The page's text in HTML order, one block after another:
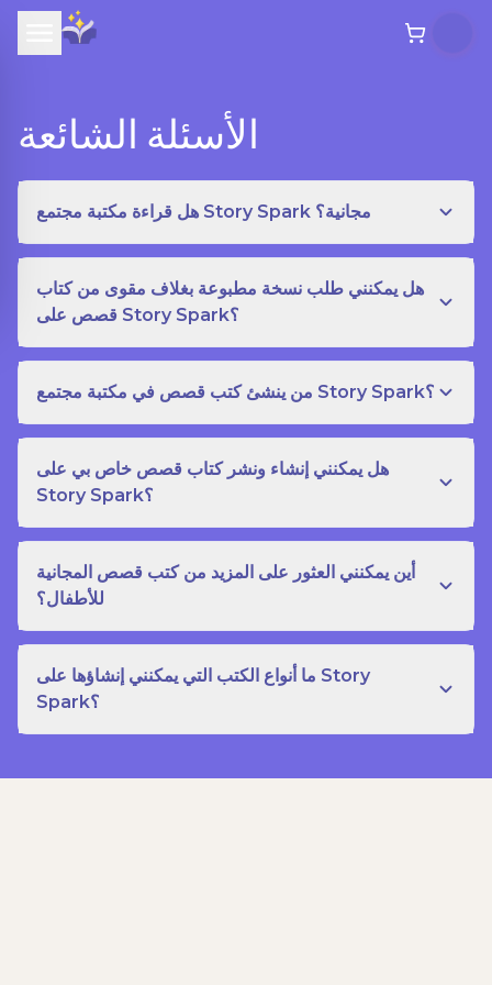
الأسئلة الشائعة
هل قراءة مكتبة مجتمع Story Spark مجانية؟
هل يمكنني طلب نسخة مطبوعة بغلاف مقوى من كتاب
قصص على Story Spark؟
من ينشئ كتب قصص في مكتبة مجتمع Story Spark؟
هل يمكنني إنشاء ونشر كتاب قصص خاص بي على
Story Spark؟
أين يمكنني العثور على المزيد من كتب قصص المجانية
للأطفال؟
ما أنواع الكتب التي يمكنني إنشاؤها على Story
Spark؟